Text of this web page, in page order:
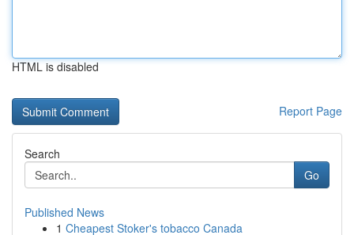
HTML is disabled
Report Page
Search
Go
Published News
1 Cheapest Stoker's tobacco Canada